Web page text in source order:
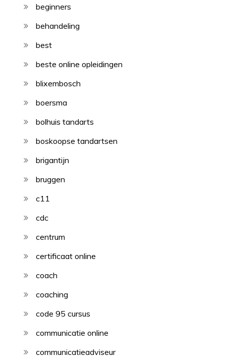
beginners
behandeling
best
beste online opleidingen
blixembosch
boersma
bolhuis tandarts
boskoopse tandartsen
brigantijn
bruggen
c11
cdc
centrum
certificaat online
coach
coaching
code 95 cursus
communicatie online
communicatieadviseur